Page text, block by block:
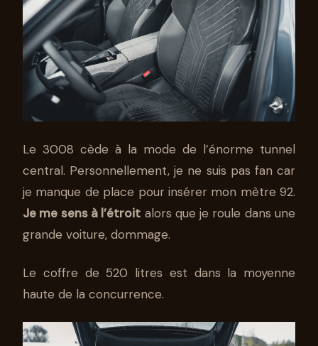
Le 3008 cède à la mode de l’énorme tunnel
central. Personnellement, je ne suis pas fan car
je manque de place pour insérer mon mètre 92.
Je me sens à l’étroit alors que je roule dans une
grande voiture, dommage.
Le coffre de 520 litres est dans la moyenne
haute de la concurrence.